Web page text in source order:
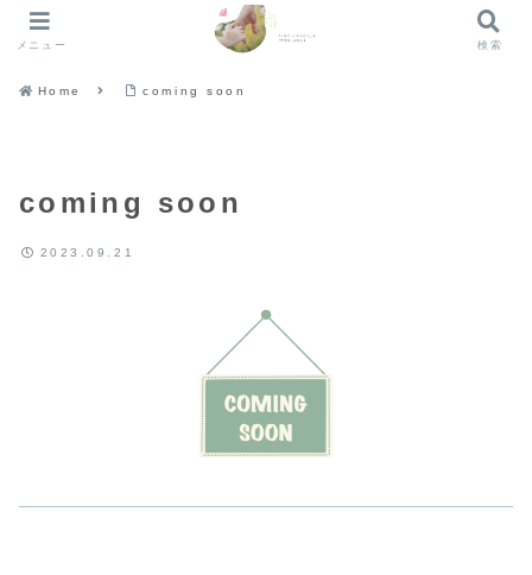
Home coming soon
coming soon
2023.09.21
メニュー 検索